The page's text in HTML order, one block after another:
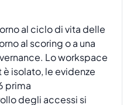
al ciclo di vita delle
al scoring o a una
Lo workspace
isolato, le evidenze
prima
degli accessi si